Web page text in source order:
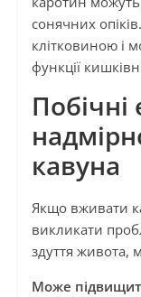
сонячних
клітковиною і
функції
кавуна
Якщо вживати
викликати
здуття живота,
Може